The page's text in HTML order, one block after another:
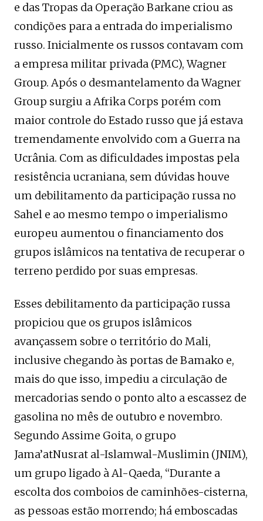
e das Tropas da Operação Barkane criou as
condições para a entrada do imperialismo
russo. Inicialmente os russos contavam com
a empresa militar privada (PMC), Wagner
Group. Após o desmantelamento da Wagner
Group surgiu a Afrika Corps porém com
maior controle do Estado russo que já estava
tremendamente envolvido com a Guerra na
Ucrânia. Com as dificuldades impostas pela
resistência ucraniana, sem dúvidas houve
um debilitamento da participação russa no
Sahel e ao mesmo tempo o imperialismo
europeu aumentou o financiamento dos
grupos islâmicos na tentativa de recuperar o
terreno perdido por suas empresas.
Esses debilitamento da participação russa
propiciou que os grupos islâmicos
avançassem sobre o território do Mali,
inclusive chegando às portas de Bamako e,
mais do que isso, impediu a circulação de
mercadorias sendo o ponto alto a escassez de
gasolina no mês de outubro e novembro.
Segundo Assime Goita, o grupo
Jama’atNusrat al-Islamwal-Muslimin (JNIM),
um grupo ligado à Al-Qaeda, “Durante a
escolta dos comboios de caminhões-cisterna,
as pessoas estão morrendo; há emboscadas